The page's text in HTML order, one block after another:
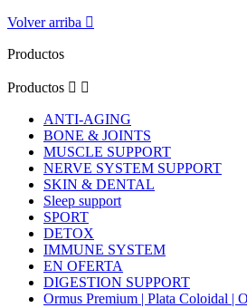
Volver arriba 
Productos
Productos  
ANTI-AGING
BONE & JOINTS
MUSCLE SUPPORT
NERVE SYSTEM SUPPORT
SKIN & DENTAL
Sleep support
SPORT
DETOX
IMMUNE SYSTEM
EN OFERTA
DIGESTION SUPPORT
Ormus Premium | Plata Coloidal |